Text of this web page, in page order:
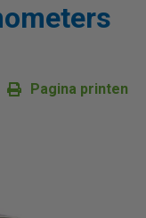
Pagina printen